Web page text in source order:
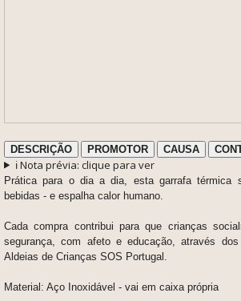
DESCRIÇÃO PROMOTOR CAUSA
ℹ️ Nota prévia: clique para ver
Prática para o dia a dia, esta garrafa térmica
bebidas - e espalha calor humano.
Cada compra contribui para que crianças
segurança, com afeto e educação, através
Aldeias de Crianças SOS Portugal.
Material: Aço Inoxidável - vai em caixa própria